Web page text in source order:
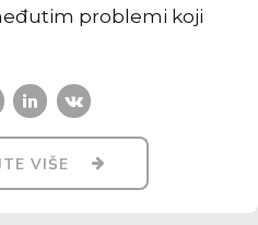
problemi koji
VIŠE